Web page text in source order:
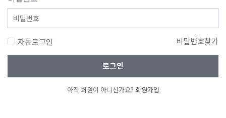
자동로그인 비밀번호찾기
로그인
아직 회원이 아니신가요? 회원가입